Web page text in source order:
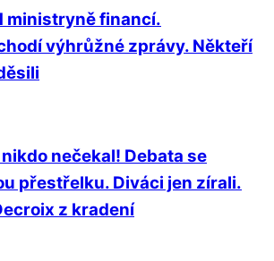
ministryně financí.
výhrůžné zprávy. Někteří
nečekal! Debata se
přestřelku. Diváci jen zírali.
z kradení